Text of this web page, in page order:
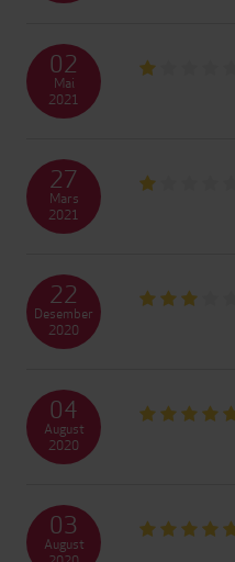
02
Mai
2021
27
Mars
2021
22
Desember
2020
04
August
2020
03
August